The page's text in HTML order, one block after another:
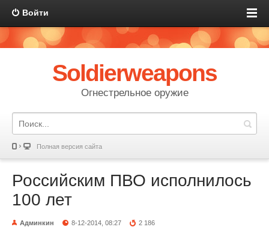
Войти
Soldierweapons
Огнестрельное оружие
Полная версия сайта
Российским ПВО исполнилось
100 лет
Админкин 8-12-2014, 08:27 2 186